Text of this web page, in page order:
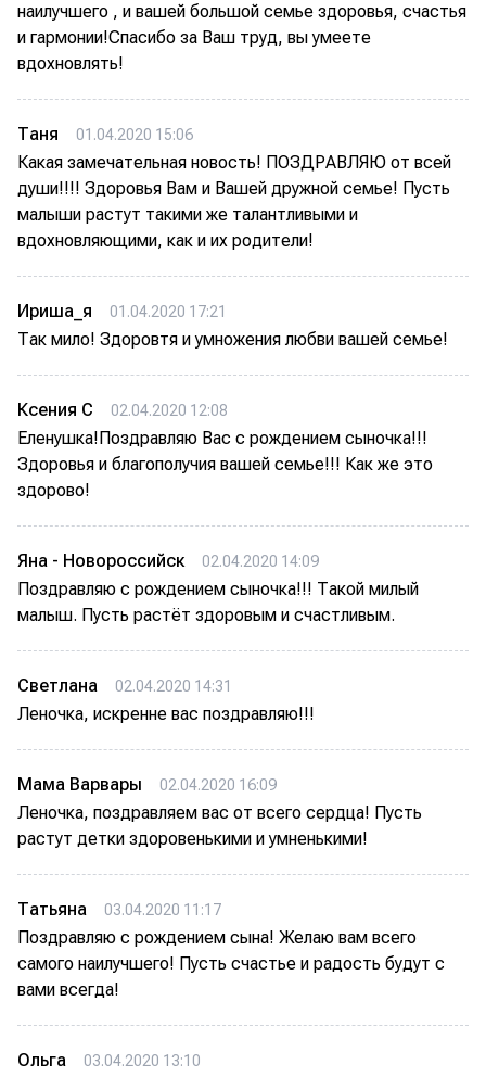
наилучшего , и вашей большой семье здоровья, счастья
и гармонии!Спасибо за Ваш труд, вы умеете
вдохновлять!
Таня 01.04.2020 15:06
Какая замечательная новость! ПОЗДРАВЛЯЮ от всей
души!!!! Здоровья Вам и Вашей дружной семье! Пусть
малыши растут такими же талантливыми и
вдохновляющими, как и их родители!
Ириша_я 01.04.2020 17:21
Так мило! Здоровтя и умножения любви вашей семье!
Ксения С 02.04.2020 12:08
Еленушка!Поздравляю Вас с рождением сыночка!!!
Здоровья и благополучия вашей семье!!! Как же это
здорово!
Яна - Новороссийск 02.04.2020 14:09
Поздравляю с рождением сыночка!!! Такой милый
малыш. Пусть растёт здоровым и счастливым.
Светлана 02.04.2020 14:31
Леночка, искренне вас поздравляю!!!
Мама Варвары 02.04.2020 16:09
Леночка, поздравляем вас от всего сердца! Пусть
растут детки здоровенькими и умненькими!
Татьяна 03.04.2020 11:17
Поздравляю с рождением сына! Желаю вам всего
самого наилучшего! Пусть счастье и радость будут с
вами всегда!
Ольга 03.04.2020 13:10